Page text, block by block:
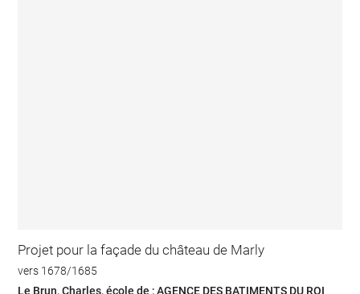
Projet pour la façade du château de Marly
vers 1678/1685
Le Brun, Charles, école de ; AGENCE DES BATIMENTS DU ROI